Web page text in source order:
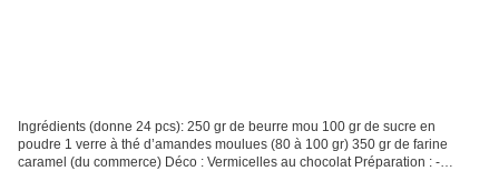
Ingrédients (donne 24 pcs): 250 gr de beurre mou 100 gr de sucre en
poudre 1 verre à thé d’amandes moulues (80 à 100 gr) 350 gr de farine
caramel (du commerce) Déco : Vermicelles au chocolat Préparation : -